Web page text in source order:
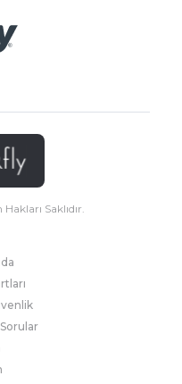
Saklıdır.